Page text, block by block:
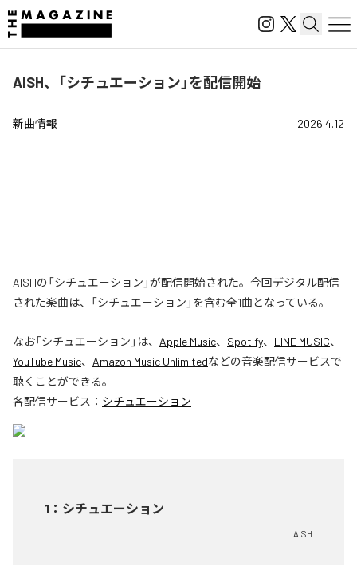
AISH、「シチュエーション」を配信開始
新曲情報 2026.4.12
AISHの「シチュエーション」が配信開始された。今回デジタル配信
された楽曲は、「シチュエーション」を含む全1曲となっている。
なお「シチュエーション 」は、 Apple Music、 Spotify、 LINE MUSIC、
YouTube Music、 Amazon Music Unlimitedなどの音楽配信サービスで
聴くことができる。
各配信サービス： シチュエーション
1 ： シチュエーション
AISH